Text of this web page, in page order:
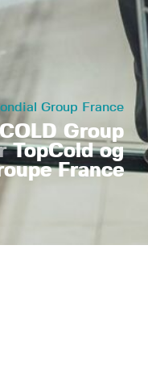
Group France
Group
TopCold og
France